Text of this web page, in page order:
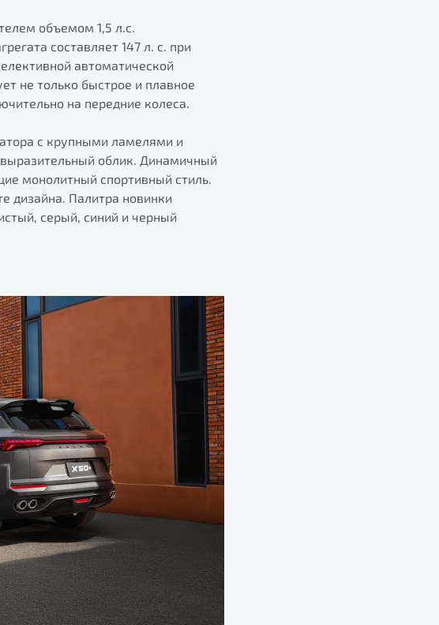
объемом 1,5 л.с.
составляет 147 л. с. при
автоматической
не только быстрое и плавное
на передние колеса.
с крупными ламелями и
облик. Динамичный
монолитный спортивный стиль.
дизайна. Палитра новинки
серый, синий и черный